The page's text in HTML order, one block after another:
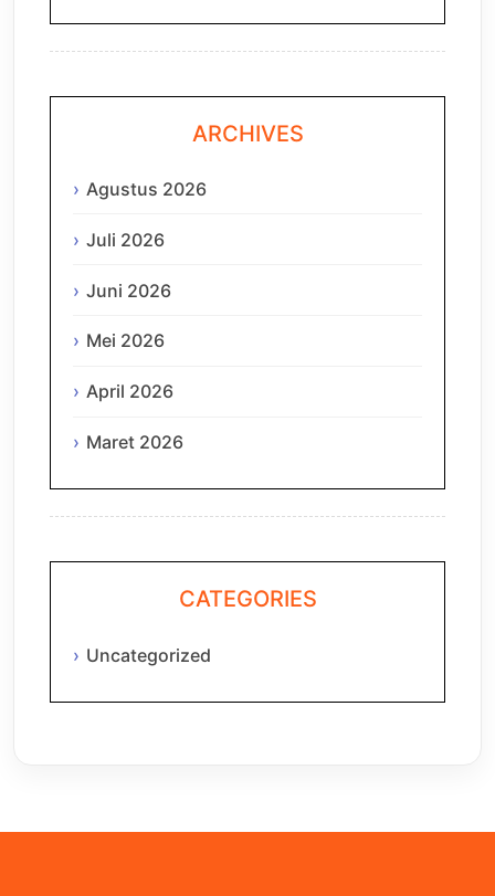
ARCHIVES
Agustus 2026
Juli 2026
Juni 2026
Mei 2026
April 2026
Maret 2026
CATEGORIES
Uncategorized